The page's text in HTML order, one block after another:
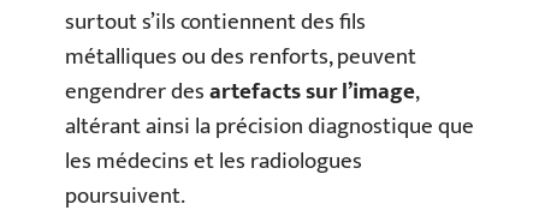
surtout s’ils contiennent des fils
métalliques ou des renforts, peuvent
engendrer desartefacts sur l’image,
altérant ainsi la précision diagnostique que
les médecins et les radiologues
poursuivent.